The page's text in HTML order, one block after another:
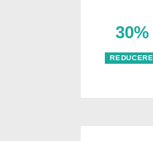
30%
REDUCERE